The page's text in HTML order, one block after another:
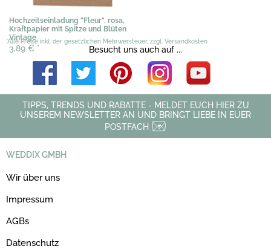
Hochzeitseinladung "Fleur", rosa,
Kraftpapier mit Spitze und Blüten
Vintage
3,89 € *
*Alle Preise inkl. der gesetzlichen Mehrwersteuer, zzgl. Versandkosten
Besucht uns auch auf ...
TIPPS, TRENDS UND RABATTE - MELDET EUCH HIER ZU
UNSEREM NEWSLETTER AN UND BRINGT LIEBE IN EUER
POSTFACH
WEDDIX GMBH
Wir über uns
Impressum
AGBs
Datenschutz